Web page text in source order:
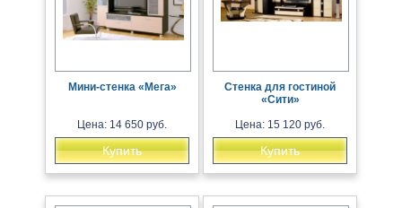
Мини-стенка «Мега»
Цена: 14 650 руб.
Купить
Стенка для гостиной
«Сити»
Цена: 15 120 руб.
Купить